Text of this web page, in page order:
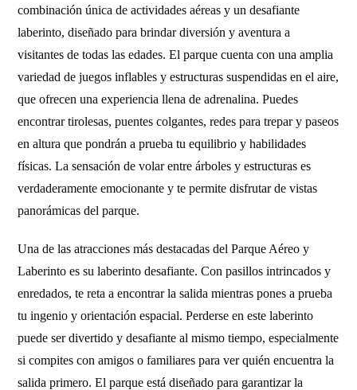
combinación única de actividades aéreas y un desafiante
laberinto, diseñado para brindar diversión y aventura a
visitantes de todas las edades. El parque cuenta con una amplia
variedad de juegos inflables y estructuras suspendidas en el aire,
que ofrecen una experiencia llena de adrenalina. Puedes
encontrar tirolesas, puentes colgantes, redes para trepar y paseos
en altura que pondrán a prueba tu equilibrio y habilidades
físicas. La sensación de volar entre árboles y estructuras es
verdaderamente emocionante y te permite disfrutar de vistas
panorámicas del parque.
Una de las atracciones más destacadas del Parque Aéreo y
Laberinto es su laberinto desafiante. Con pasillos intrincados y
enredados, te reta a encontrar la salida mientras pones a prueba
tu ingenio y orientación espacial. Perderse en este laberinto
puede ser divertido y desafiante al mismo tiempo, especialmente
si compites con amigos o familiares para ver quién encuentra la
salida primero. El parque está diseñado para garantizar la